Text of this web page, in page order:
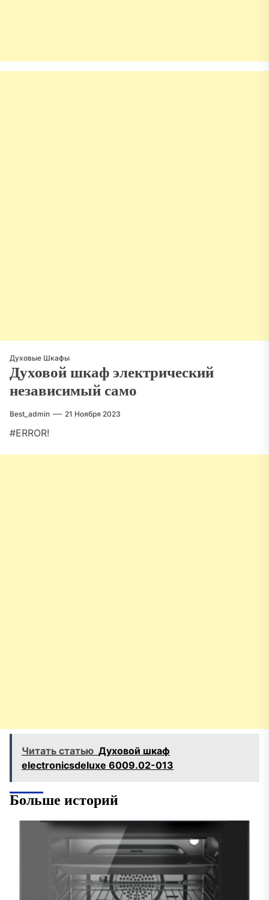
Духовые Шкафы
Духовой шкаф электрический
независимый само
Best_admin 21 Ноября 2023
#ERROR!
Читать статью Духовой шкаф
electronicsdeluxe 6009.02-013
Больше историй